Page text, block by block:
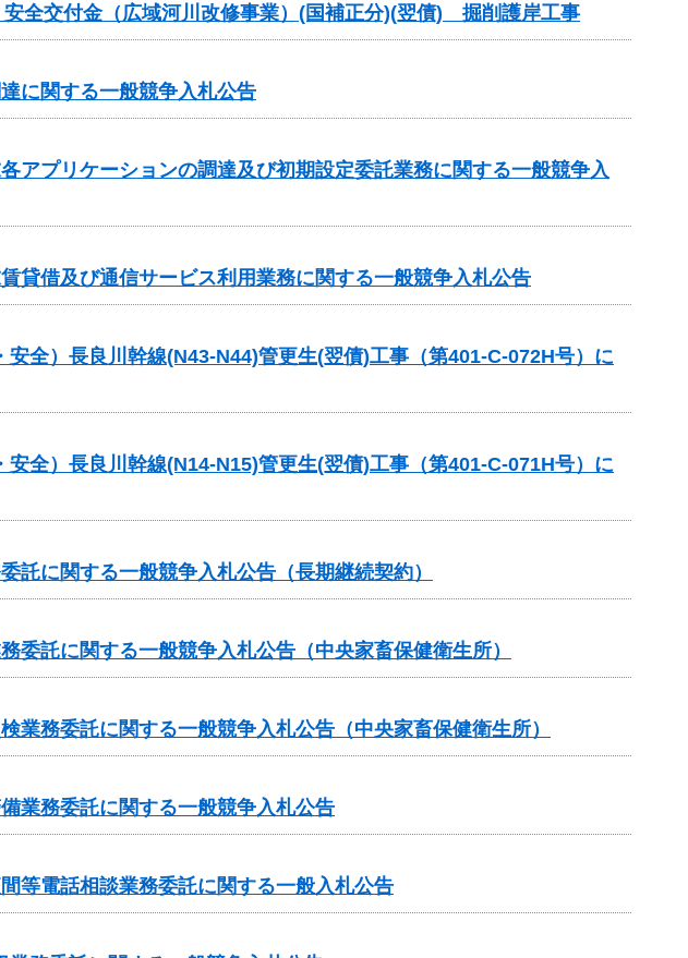
安全交付金（広域河川改修事業）(国補正分)(翌債) 掘削護岸工事
に関する一般競争入札公告
アプリケーションの調達及び初期設定委託業務に関する一般競争入
貸借及び通信サービス利用業務に関する一般競争入札公告
全）長良川幹線(N43-N44)管更生(翌債)工事（第401-C-072H号）に
全）長良川幹線(N14-N15)管更生(翌債)工事（第401-C-071H号）に
託に関する一般競争入札公告（長期継続契約）
委託に関する一般競争入札公告（中央家畜保健衛生所）
業務委託に関する一般競争入札公告（中央家畜保健衛生所）
業務委託に関する一般競争入札公告
等電話相談業務委託に関する一般入札公告